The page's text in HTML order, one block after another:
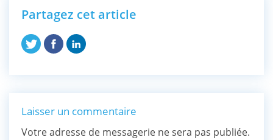
Partagez cet article
Laisser un commentaire
Votre adresse de messagerie ne sera pas publiée.